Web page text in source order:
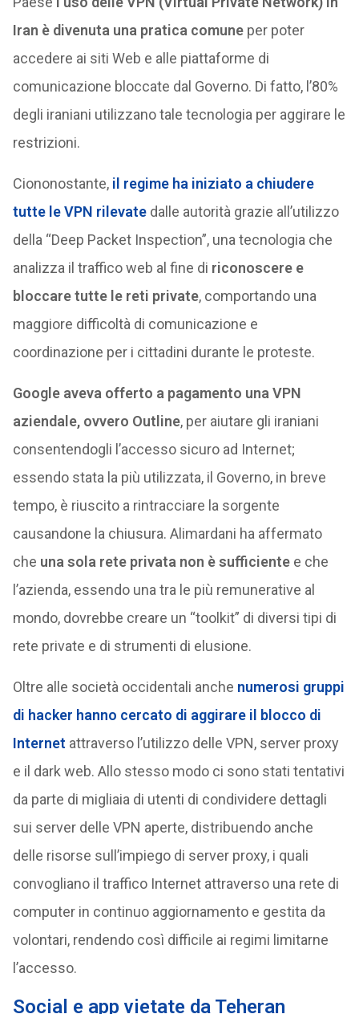
Iran è divenuta una pratica comuneper poter
accedere ai siti Web e alle piattaforme di
comunicazione bloccate dal Governo. Di fatto, l’80%
degli iraniani utilizzano tale tecnologia per aggirare le
restrizioni.
Ciononostante,il regime ha iniziato a chiudere
tutte le VPN rilevate dalle autorità grazie all’utilizzo
della “Deep Packet Inspection”, una tecnologia che
analizza il traffico web al fine di riconoscere e
bloccare tutte le reti private, comportando una
maggiore difficoltà di comunicazione e
coordinazione per i cittadini durante le proteste.
Google aveva offerto a pagamento una VPN
aziendale, ovvero Outline, per aiutare gli iraniani
consentendogli l’accesso sicuro ad Internet;
essendo stata la più utilizzata, il Governo, in breve
tempo, è riuscito a rintracciare la sorgente
causandone la chiusura. Alimardani ha affermato
che una sola rete privata non è sufficientee che
l’azienda, essendo una tra le più remunerative al
mondo, dovrebbe creare un “toolkit” di diversi tipi di
rete private e di strumenti di elusione.
Oltre alle società occidentali anche numerosi gruppi
di hacker hanno cercato di aggirare il blocco di
Internet attraverso l’utilizzo delle VPN, server proxy
e il dark web. Allo stesso modo ci sono stati tentativi
da parte di migliaia di utenti di condividere dettagli
sui server delle VPN aperte, distribuendo anche
delle risorse sull’impiego di server proxy, i quali
convogliano il traffico Internet attraverso una rete di
computer in continuo aggiornamento e gestita da
volontari, rendendo così difficile ai regimi limitarne
l’accesso.
Social e app vietate da Teheran